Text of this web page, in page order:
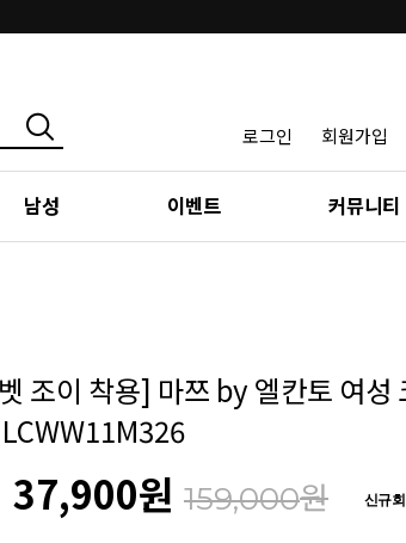
로그인 회원가입
남성 이벤트 커뮤니티
조이 착용] 마쯔 by 엘칸토 여성
37,900원 159,000원 신규